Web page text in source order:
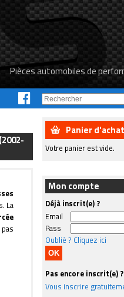
Pièces automobiles de
La
Panier d'achat
Votre panier est vide.
Mon compte
Déjà inscrit(e) ?
Email
Pass
Oublié ? Cliquez ici
Pas encore inscrit(e) ?
Vous inscrire